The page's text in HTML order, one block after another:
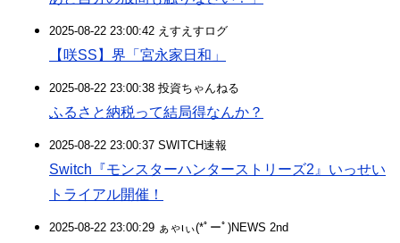
2025-08-22 23:00:42 えすえすログ
【咲SS】界「宮永家日和」
2025-08-22 23:00:38 投資ちゃんねる
ふるさと納税って結局得なんか？
2025-08-22 23:00:37 SWITCH速報
Switch『モンスターハンターストリーズ2』いっせい
トライアル開催！
2025-08-22 23:00:29 ぁゃιぃ(*ﾟーﾟ)NEWS 2nd